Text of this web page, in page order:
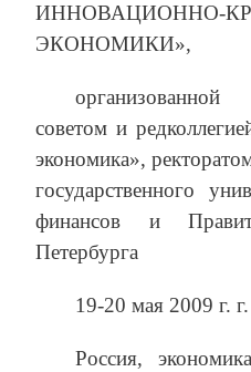
ИННОВАЦИОННО-
ЭКОНОМИКИ»,
организованной
советом и
экономика»,
государственного
финансов и
Петербурга
19-20 мая 2009 г.
Россия,